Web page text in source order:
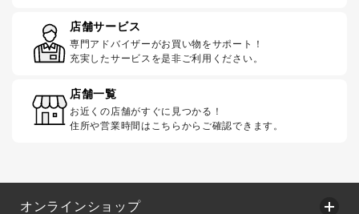
店舗サービス
専門アドバイザーがお買い物をサポート！
充実したサービスを是非ご利用ください。
店舗一覧
お近くの店舗がすぐに見つかる！
住所や営業時間はこちらからご確認できます。
オンラインショップ